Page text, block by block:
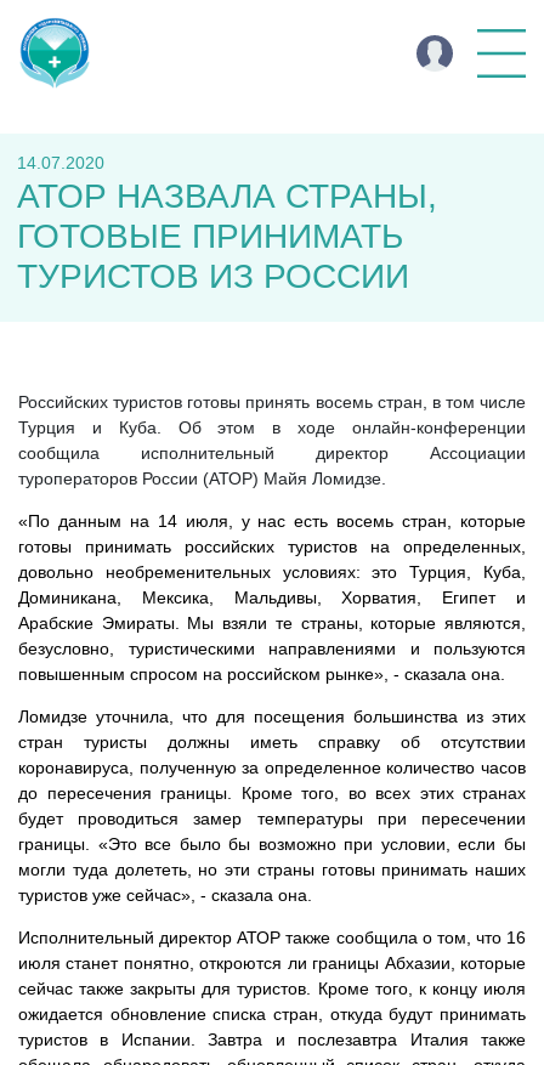
14.07.2020
АТОР НАЗВАЛА СТРАНЫ,
ГОТОВЫЕ ПРИНИМАТЬ
ТУРИСТОВ ИЗ РОССИИ
Российских туристов готовы принять восемь стран, в том числе
Турция и Куба. Об этом в ходе онлайн-конференции
сообщила исполнительный директор Ассоциации
туроператоров России (АТОР) Майя Ломидзе.
«По данным на 14 июля, у нас есть восемь стран, которые
готовы принимать российских туристов на определенных,
довольно необременительных условиях: это Турция, Куба,
Доминикана, Мексика, Мальдивы, Хорватия, Египет и
Арабские Эмираты. Мы взяли те страны, которые являются,
безусловно, туристическими направлениями и пользуются
повышенным спросом на российском рынке», - сказала она.
Ломидзе уточнила, что для посещения большинства из этих
стран туристы должны иметь справку об отсутствии
коронавируса, полученную за определенное количество часов
до пересечения границы. Кроме того, во всех этих странах
будет проводиться замер температуры при пересечении
границы. «Это все было бы возможно при условии, если бы
могли туда долететь, но эти страны готовы принимать наших
туристов уже сейчас», - сказала она.
Исполнительный директор АТОР также сообщила о том, что 16
июля станет понятно, откроются ли границы Абхазии, которые
сейчас также закрыты для туристов. Кроме того, к концу июля
ожидается обновление списка стран, откуда будут принимать
туристов в Испании. Завтра и послезавтра Италия также